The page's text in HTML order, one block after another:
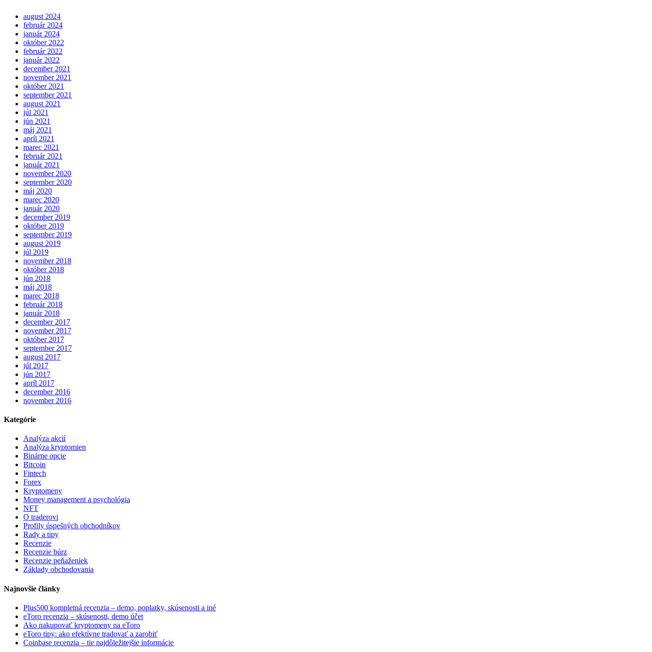
august 2024
február 2024
január 2024
október 2022
február 2022
január 2022
december 2021
november 2021
október 2021
september 2021
august 2021
júl 2021
jún 2021
máj 2021
apríl 2021
marec 2021
február 2021
január 2021
november 2020
september 2020
máj 2020
marec 2020
január 2020
december 2019
október 2019
september 2019
august 2019
júl 2019
november 2018
október 2018
jún 2018
máj 2018
marec 2018
február 2018
január 2018
december 2017
november 2017
október 2017
september 2017
august 2017
júl 2017
jún 2017
apríl 2017
december 2016
november 2016
Kategórie
Analýza akcií
Analýza kryptomien
Binárne opcie
Bitcoin
Fintech
Forex
Kryptomeny
Money management a psychológia
NFT
O traderovi
Profily úspešných obchodníkov
Rady a tipy
Recenzie
Recenzie búrz
Recenzie peňaženiek
Základy obchodovania
Najnovšie články
Plus500 kompletná recenzia – demo, poplatky, skúsenosti a iné
eToro recenzia – skúsenosti, demo účet
Ako nakupovať kryptomeny na eToro
eToro tipy: ako efektívne tradovať a zarobiť
Coinbase recenzia – tie najdôležitejšie informácie